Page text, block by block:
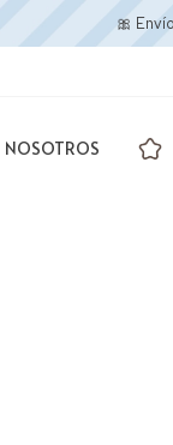
🎀
NOSOTROS